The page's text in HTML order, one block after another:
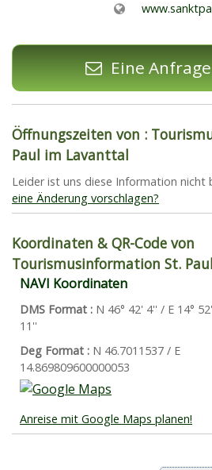
Eine
Öffnungszeiten von :
Paul im Lavanttal
Leider ist uns diese Information nicht
eine Änderung vorschlagen?
Koordinaten & QR-Code von
Tourismusinformation St.
NAVI Koordinaten
DMS Format : N 46° 42' 4'' / E 14° 52'
11''
Deg Format : N 46.7011537 / E
14.869809600000053
Anreise mit Google Maps planen!